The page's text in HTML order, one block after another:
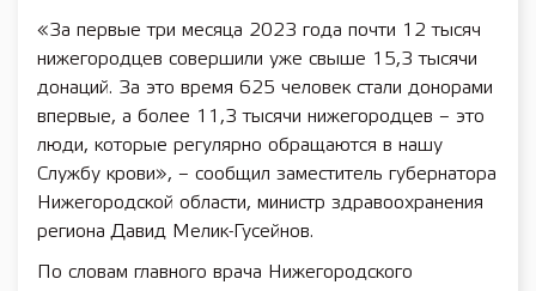
«За первые три месяца 2023 года почти 12 тысяч
нижегородцев совершили уже свыше 15,3 тысячи
донаций. За это время 625 человек стали донорами
впервые, а более 11,3 тысячи нижегородцев – это
люди, которые регулярно обращаются в нашу
Службу крови», – сообщил заместитель губернатора
Нижегородской области, министр здравоохранения
региона Давид Мелик-Гусейнов.
По словам главного врача Нижегородского